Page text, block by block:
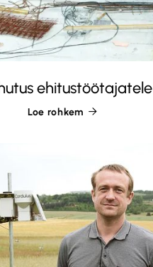
ehitustöötajatele
Loe rohkem 